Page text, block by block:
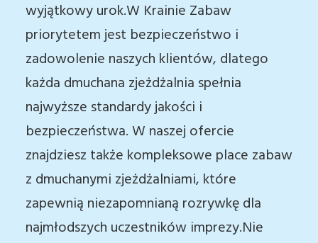
wyjątkowy urok.W Krainie Zabaw
priorytetem jest bezpieczeństwo i
zadowolenie naszych klientów, dlatego
każda dmuchana zjeżdżalnia spełnia
najwyższe standardy jakości i
bezpieczeństwa. W naszej ofercie
znajdziesz także kompleksowe place zabaw
z dmuchanymi zjeżdżalniami, które
zapewnią niezapomnianą rozrywkę dla
najmłodszych uczestników imprezy.Nie